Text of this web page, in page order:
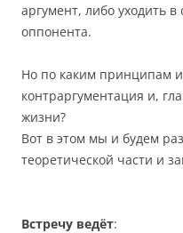
аргумент, либо уходить
оппонента.
Но по каким принципам
контраргументация и,
жизни?
Вот в этом мы и будем
теоретической части и
Встречу ведёт: